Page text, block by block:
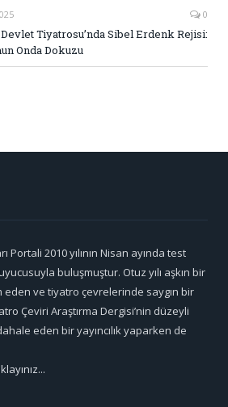
0
Tiyatrosu’nda Sibel Erdenk Rejisi:
Onda Dokuzu
Portali 2010 yılının Nisan ayında test
buluşmuştur. Otuz yılı aşkın bir
eden ve tiyatro çevrelerinde saygın bir
Çeviri Araştırma Dergisi’nin düzeyli
eden bir yayıncılık yaparken de